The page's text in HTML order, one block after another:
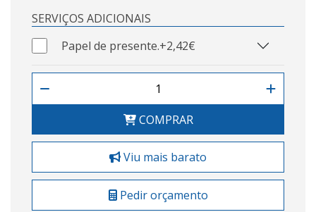
SERVIÇOS ADICIONAIS
Papel de presente.+2,42€
COMPRAR
Viu mais barato
Pedir orçamento